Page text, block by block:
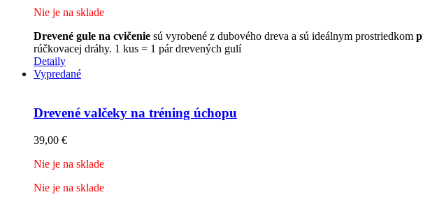
Nie je na sklade
Drevené gule na cvičenie sú vyrobené z dubového dreva a sú ideálnym prostriedkom
rúčkovacej dráhy. 1 kus = 1 pár drevených gulí
Detaily
Vypredané
Drevené valčeky na tréning úchopu
39,00 €
Nie je na sklade
Nie je na sklade